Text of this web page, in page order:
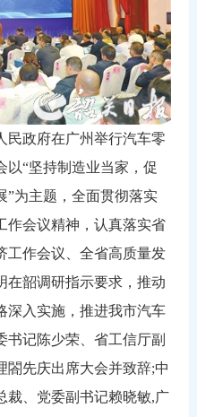
民政府在广州举行汽车零
以“坚持制造业当家，促
”为主题，全面贯彻落实
作会议精神，认真落实省
工作会议、全省高质量发
在韶调研指示要求，推动
深入实施，推进我市汽车
书记陈少荣、省工信厅副
閤先庆出席大会并致辞;中
裁、党委副书记赖晓敏,广